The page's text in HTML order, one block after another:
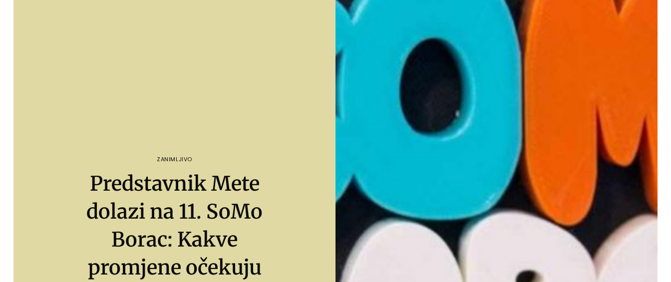
ZANIMLJIVO
Predstavnik Mete
dolazi na 11. SoMo
Borac: Kakve
promjene očekuju